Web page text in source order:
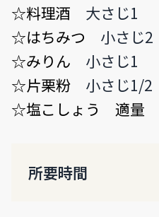
☆料理酒 大さじ1
☆はちみつ 小さじ2
☆みりん 小さじ1
☆片栗粉 小さじ1/2
☆塩こしょう 適量
所要時間